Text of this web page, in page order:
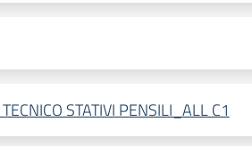
STATIVI PENSILI_ALL C1